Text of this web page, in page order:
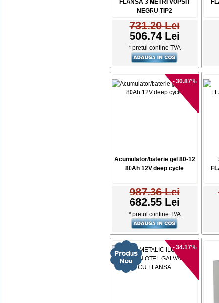
FLANSA 3 METRI VOPSIT
NEGRU TIP2
731.20 Lei
506.74 Lei
* pretul contine TVA
- 30.87%
Acumulator/baterie gel 80-12
80Ah 12V deep cycle
987.36 Lei
682.55 Lei
* pretul contine TVA
- 34.17%